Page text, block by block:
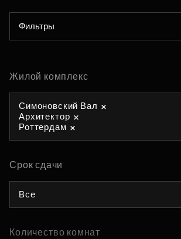
Фильтры
Жилой комплекс
Симоновский Вал
Архитектор
Роттердам
Срок сдачи
Все
Количество комнат